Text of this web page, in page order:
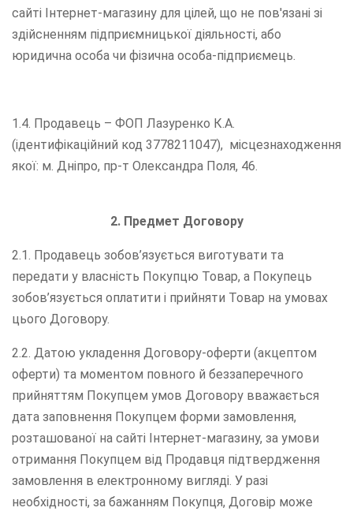
сайті Інтернет-магазину для цілей, що не пов'язані зі
здійсненням підприємницької діяльності, або
юридична особа чи фізична особа-підприємець.
1.4. Продавець – ФОП Лазуренко К.А.
(ідентифікаційний код 3778211047), місцезнаходження
якої: м. Дніпро, пр-т Олександра Поля, 46.
2. Предмет Договору
2.1. Продавець зобов’язується виготувати та
передати у власність Покупцю Товар, а Покупець
зобов’язується оплатити і прийняти Товар на умовах
цього Договору.
2.2. Датою укладення Договору-оферти (акцептом
оферти) та моментом повного й беззаперечного
прийняттям Покупцем умов Договору вважається
дата заповнення Покупцем форми замовлення,
розташованої на сайті Інтернет-магазину, за умови
отримання Покупцем від Продавця підтвердження
замовлення в електронному вигляді. У разі
необхідності, за бажанням Покупця, Договір може